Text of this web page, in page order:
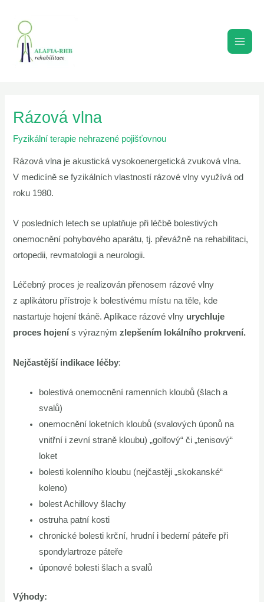
obsah
Rázová vlna
Fyzikální terapie nehrazené pojišťovnou
Rázová vlna je akustická vysokoenergetická zvuková vlna.
V medicíně se fyzikálních vlastností rázové vlny využívá od
roku 1980.
V posledních letech se uplatňuje při léčbě bolestivých
onemocnění pohybového aparátu, tj. převážně na rehabilitaci,
ortopedii, revmatologii a neurologii.
Léčebný proces je realizován přenosem rázové vlny
z aplikátoru přístroje k bolestivému místu na těle, kde
nastartuje hojení tkáně. Aplikace rázové vlny urychluje
proces hojení s výraznýmzlepšením lokálního prokrvení.
Nejčastější indikace léčby:
bolestivá onemocnění ramenních kloubů (šlach a
svalů)
onemocnění loketních kloubů (svalových úponů na
vnitřní i zevní straně kloubu) „golfový“ či „tenisový“
loket
bolesti kolenního kloubu (nejčastěji „skokanské“
koleno)
bolest Achillovy šlachy
ostruha patní kosti
chronické bolesti krční, hrudní i bederní páteře při
spondylartroze páteře
úponové bolesti šlach a svalů
Výhody: